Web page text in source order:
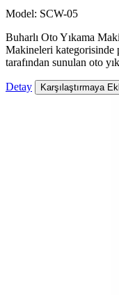
Model: SCW-05
Buharlı Oto Yıkama
Makineleri kategorisinde
tarafından sunulan oto
Detay Karşılaştırmaya